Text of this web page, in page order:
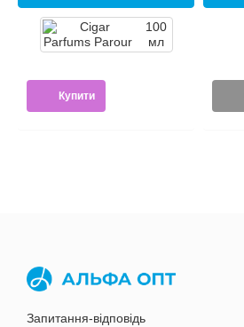
100
мл
Купити
Запитання-відповідь